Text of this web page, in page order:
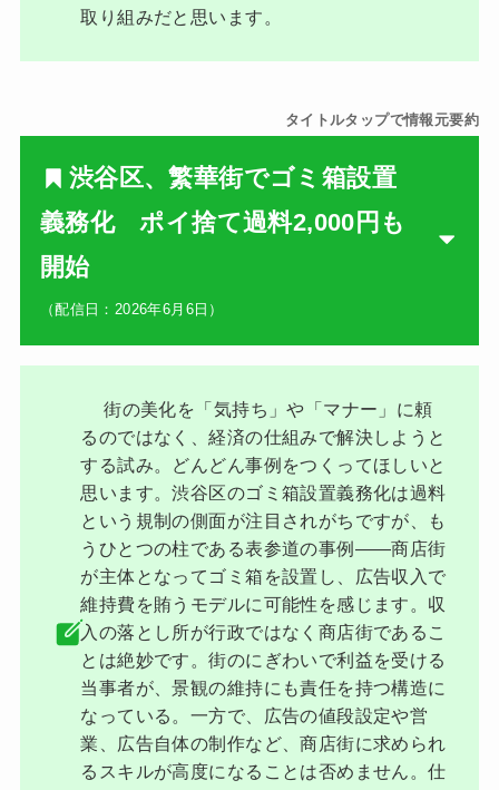
取り組みだと思います。
タイトルタップで情報元要約
渋谷区、繁華街でゴミ箱設置
義務化 ポイ捨て過料2,000円も
開始
（配信日：2026年6月6日）
街の美化を「気持ち」や「マナー」に頼
るのではなく、経済の仕組みで解決しようと
する試み。どんどん事例をつくってほしいと
思います。渋谷区のゴミ箱設置義務化は過料
という規制の側面が注目されがちですが、も
うひとつの柱である表参道の事例——商店街
が主体となってゴミ箱を設置し、広告収入で
維持費を賄うモデルに可能性を感じます。収
入の落とし所が行政ではなく商店街であるこ
とは絶妙です。街のにぎわいで利益を受ける
当事者が、景観の維持にも責任を持つ構造に
なっている。一方で、広告の値段設定や営
業、広告自体の制作など、商店街に求められ
るスキルが高度になることは否めません。仕